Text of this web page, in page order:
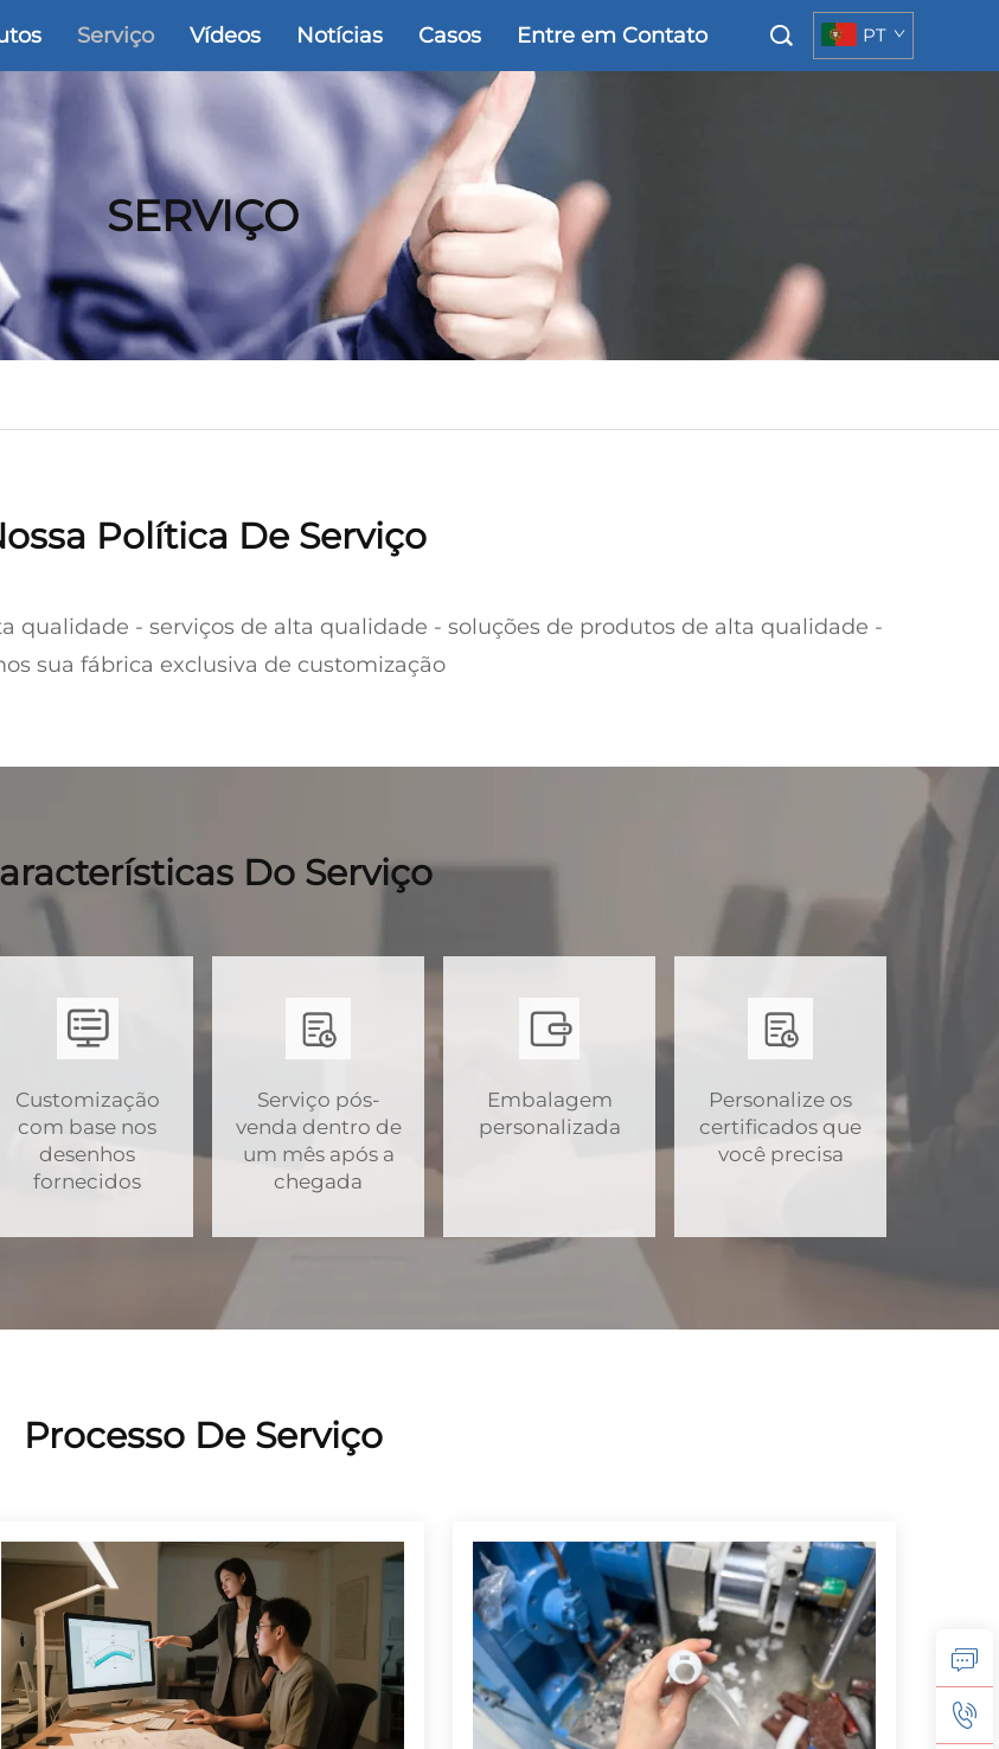
Serviço Vídeos Notícias Casos Entre em Contato PT
SERVIÇO
Política De Serviço
qualidade - serviços de alta qualidade - soluções de produtos de alta qualidade -
sua fábrica exclusiva de customização
Do Serviço
Customização
com base nos
desenhos
fornecidos
Serviço pós-
venda dentro de
um mês após a
chegada
Embalagem
personalizada
Personalize os
certificados que
você precisa
Processo De Serviço